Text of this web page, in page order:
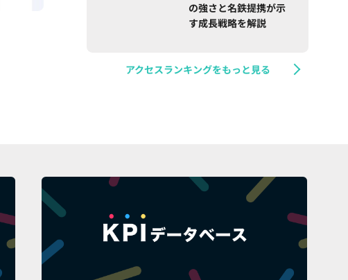
の強さと名鉄提携が示
す成長戦略を解説
アクセスランキングをもっと見る